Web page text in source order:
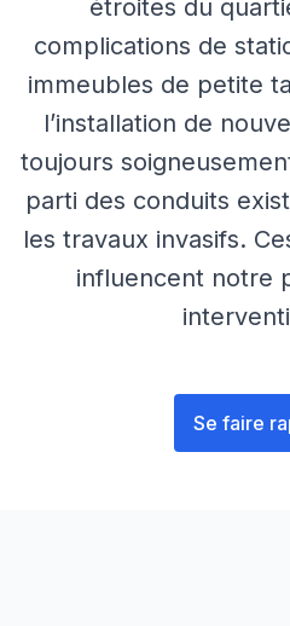
étroites du
complications de
immeubles de petite
l’installation de
toujours
parti des conduits
les travaux invasifs.
influencent notre
Se faire